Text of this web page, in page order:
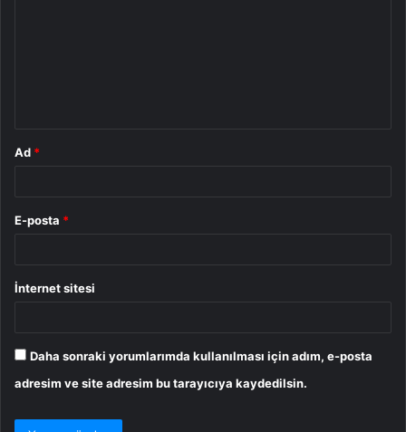
Ad *
E-posta *
İnternet sitesi
Daha sonraki yorumlarımda kullanılması için adım, e-posta
adresim ve site adresim bu tarayıcıya kaydedilsin.